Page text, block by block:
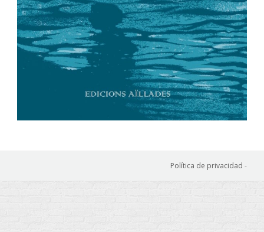
Política de privacidad -